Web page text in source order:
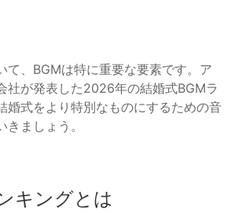
て、BGMは特に重要な要素です。ア
社が発表した2026年の結婚式BGMラ
婚式をより特別なものにするための音
ましょう。
キングとは